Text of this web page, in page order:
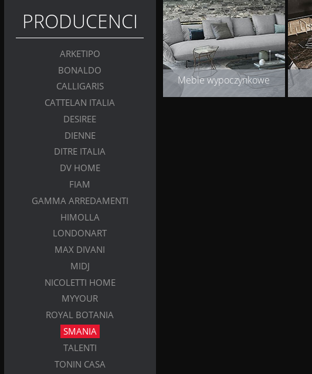
PRODUCENCI
ARKETIPO
BONALDO
CALLIGARIS
CATTELAN ITALIA
DESIREE
DIENNE
DITRE ITALIA
DV HOME
FIAM
GAMMA ARREDAMENTI
HIMOLLA
LONDONART
MAX DIVANI
MIDJ
NICOLETTI HOME
MYYOUR
ROYAL BOTANIA
SMANIA
TALENTI
TONIN CASA
Meble wypoczynkowe